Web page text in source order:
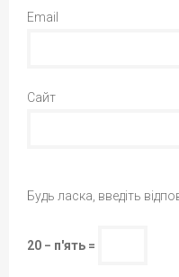
Email
Сайт
Будь ласка, введіть
20 − п'ять =